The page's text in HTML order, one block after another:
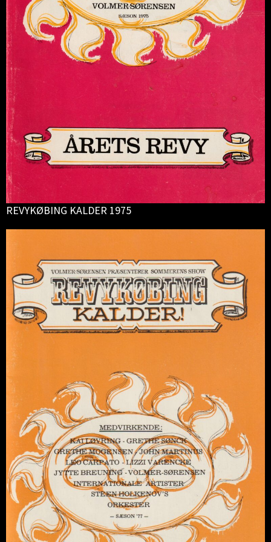
REVYKØBING KALDER 1975